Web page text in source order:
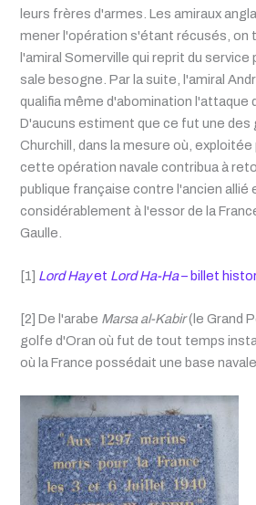
leurs frères d'armes. Les amiraux
mener l'opération s'étant récusés, on
l'amiral Somerville qui reprit du
sale besogne. Par la suite, l'amiral
qualifia même d'abomination l'attaque
D'aucuns estiment que ce fut une des
Churchill, dans la mesure où, exploitée
cette opération navale contribua à
publique française contre l'ancien allié
considérablement à l'essor de la
Gaulle.
[1] Lord Hayet Lord Ha-Ha– billet
[2] De l'arabe Marsa al-Kabir(le Grand
golfe d'Oran où fut de tout temps
où la France possédait une base